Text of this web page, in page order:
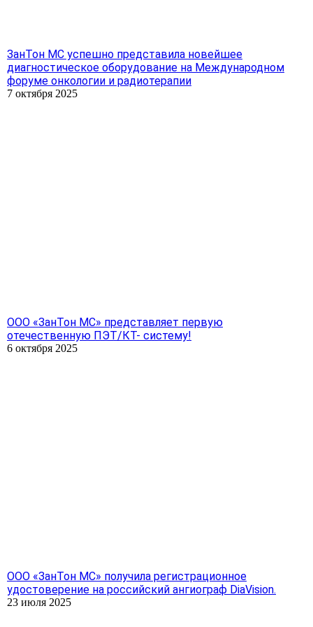
ЗанТон МС успешно представила новейшее
диагностическое оборудование на Международном
форуме онкологии и радиотерапии
7 октября 2025
ООО «ЗанТон МС» представляет первую
отечественную ПЭТ/КТ- систему!
6 октября 2025
ООО «ЗанТон МС» получила регистрационное
удостоверение на российский ангиограф DiaVision.
23 июля 2025